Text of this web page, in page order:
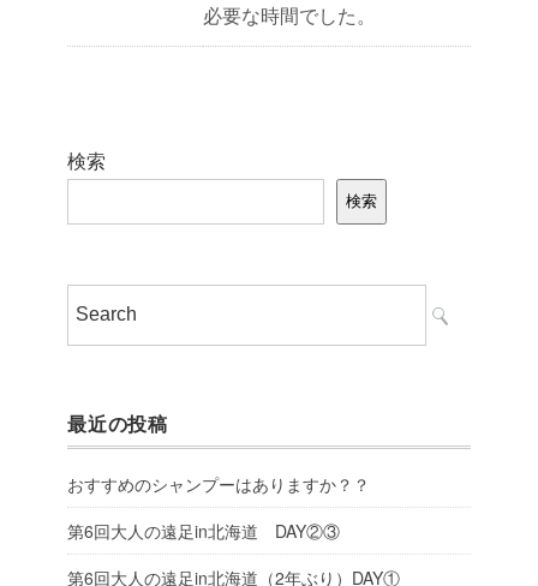
必要な時間でした。
検索
検索
最近の投稿
おすすめのシャンプーはありますか？？
第6回大人の遠足in北海道 DAY②③
第6回大人の遠足in北海道（2年ぶり）DAY①